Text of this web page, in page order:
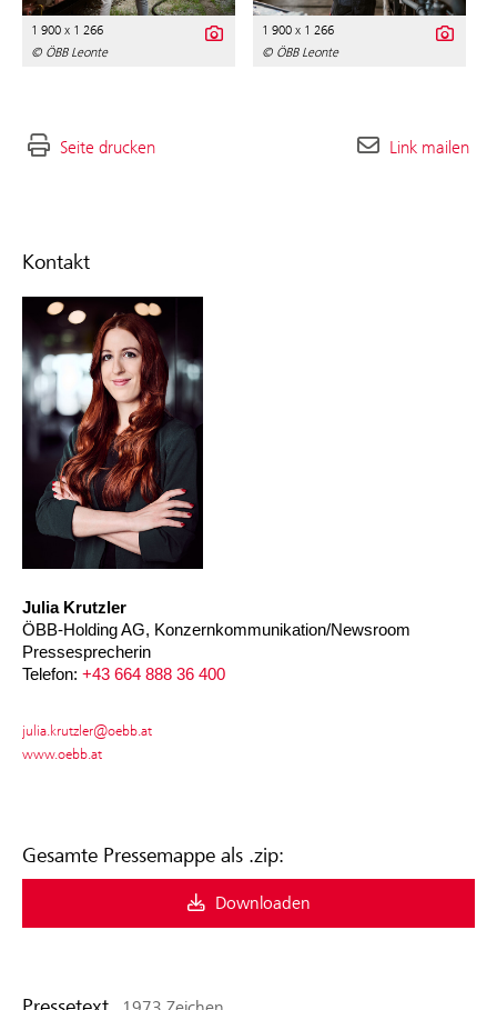
Kontakt
Julia Krutzler
ÖBB-Holding AG, Konzernkommunikation/Newsroom
Pressesprecherin
Telefon: +43 664 888 36 400
julia.krutzler@oebb.at
www.oebb.at
Gesamte Pressemappe als .zip:
Downloaden
1 900 x 1 266
© ÖBB Leonte
1 900 x 1 266
© ÖBB Leonte
Seite drucken Link mailen